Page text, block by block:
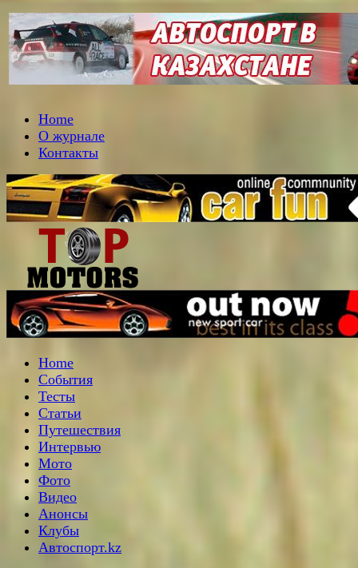
Home
О журнале
Контакты
Home
События
Тесты
Статьи
Путешествия
Интервью
Мото
Фото
Видео
Анонсы
Клубы
Автоспорт.kz